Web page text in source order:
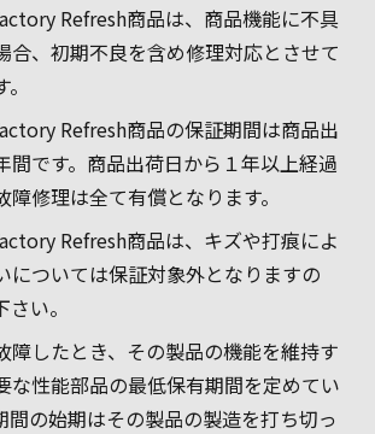
Refresh商品は、商品機能に不具
合、初期不良を含め修理対応とさせて
Refresh商品の保証期間は商品出
間です。商品出荷日から１年以上経過
障修理は全て有償となります。
Refresh商品は、キズや打痕によ
については保証対象外となりますの
い。
障したとき、その製品の機能を維持す
な性能部品の最低保有期間を定めてい
間の始期はその製品の製造を打ち切っ